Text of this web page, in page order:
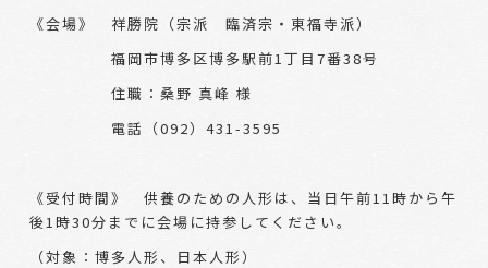
《会場》 祥勝院（宗派 臨済宗・東福寺派）
福岡市博多区博多駅前1丁目7番38号
住職：桑野 真峰 様
電話（092）431-3595
《受付時間》 供養のための人形は、当日午前11時から午
後1時30分までに会場に持参してください。
（対象：博多人形、日本人形）